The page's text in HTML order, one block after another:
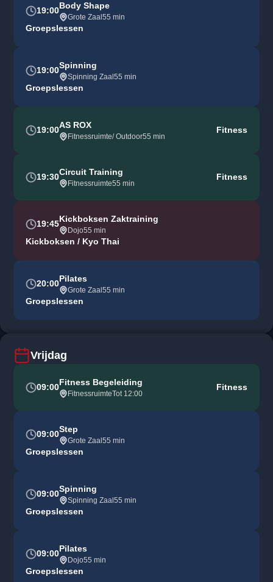
19:00Body Shape
Grote Zaal 55 min
Groepslessen
19:00Spinning
Spinning Zaal 55 min
Groepslessen
19:00AS ROX
Fitnessruimte/ Outdoor55 min
Fitness
19:30Circuit Training
Fitnessruimte55 min
Fitness
19:45Kickboksen Zaktraining
Dojo55 min
Kickboksen / Kyo Thai
20:00Pilates
Grote Zaal 55 min
Groepslessen
Vrijdag
09:00Fitness Begeleiding
FitnessruimteTot 12:00
Fitness
09:00Step
Grote Zaal 55 min
Groepslessen
09:00Spinning
Spinning Zaal 55 min
Groepslessen
09:00Pilates
Dojo55 min
Groepslessen